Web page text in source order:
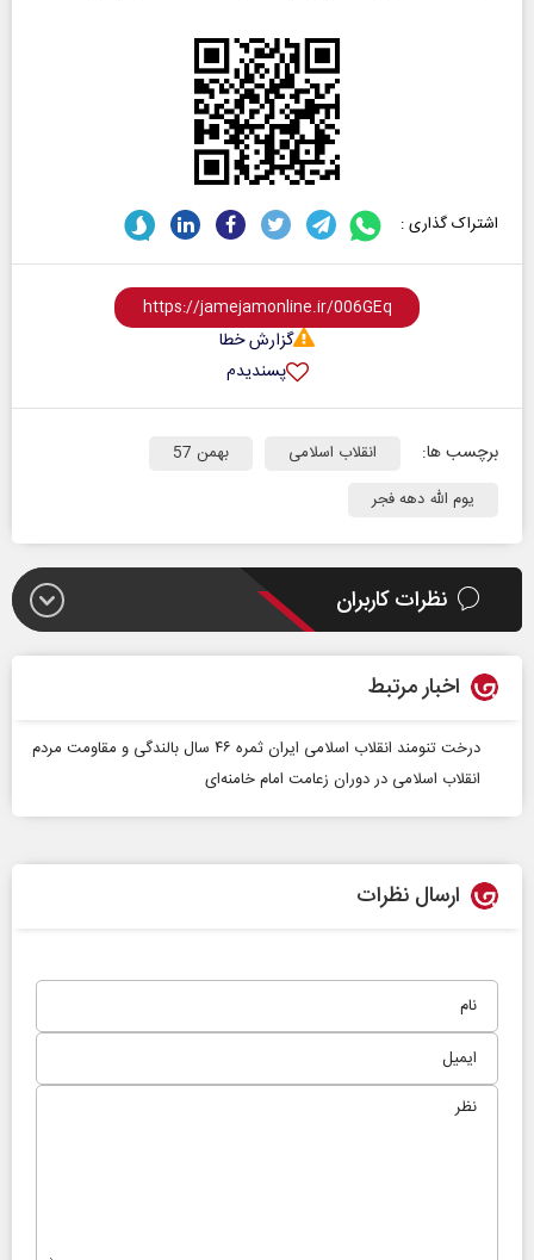
اشتراک گذاری :
گزارش خطا
پسندیدم
برچسب ها: انقلاب اسلامی
بهمن 57
یوم الله دهه فجر
نظرات کاربران
اخبار مرتبط
درخت تنومند انقلاب اسلامی ایران ثمره ۴۶ سال بالندگی و مقاومت مردم
انقلاب اسلامی در دوران زعامت امام خامنه‌ای
ارسال نظرات